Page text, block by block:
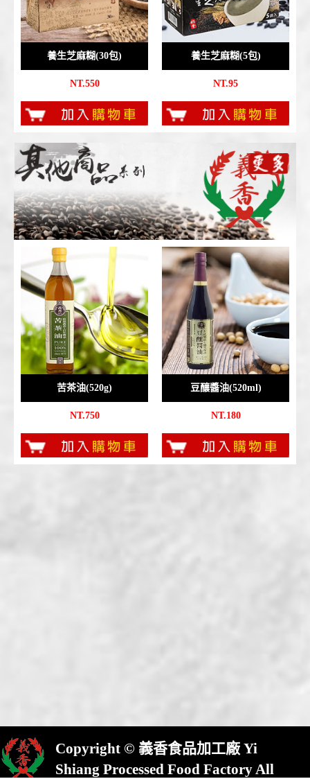
養生芝麻糊(30包)
NT.550
養生芝麻糊(5包)
NT.95
苦茶油(520g)
NT.750
豆釀醬油(520ml)
NT.180
Copyright © 義香食品加工廠 Yi
Shiang Processed Food Factory All